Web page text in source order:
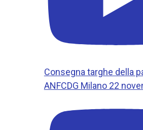
Consegna targhe della
ANFCDG Milano 22